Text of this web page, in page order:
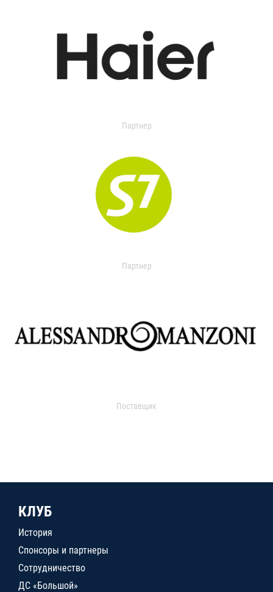
Партнер
Партнер
Поставщик
КЛУБ
История
Спонсоры и партнеры
Сотрудничество
ДС «Большой»